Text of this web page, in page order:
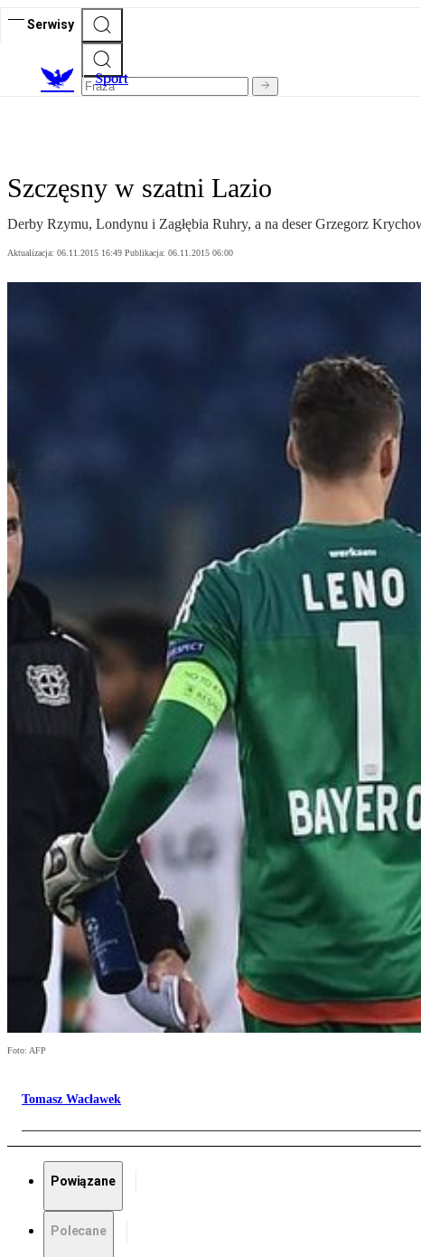
Serwisy
Sport
Szczęsny w szatni Lazio
Derby Rzymu, Londynu i Zagłębia Ruhry, a na deser Grzegorz
Aktualizacja: 06.11.2015 16:49 Publikacja: 06.11.2015 06:00
Foto: AFP
Tomasz Wacławek
Powiązane
Polecane